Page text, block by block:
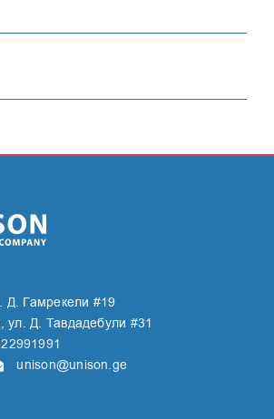
Д. Гамрекели #19
ул. Д. Тавдадебули #31
unison@unison.ge